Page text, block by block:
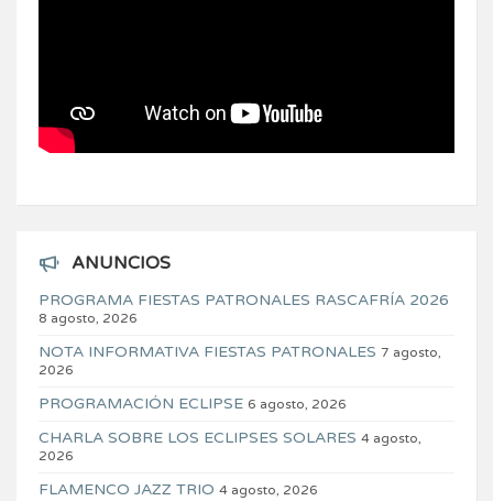
ANUNCIOS
PROGRAMA FIESTAS PATRONALES RASCAFRÍA 2026
8 agosto, 2026
NOTA INFORMATIVA FIESTAS PATRONALES 7 agosto,
2026
PROGRAMACIÓN ECLIPSE 6 agosto, 2026
CHARLA SOBRE LOS ECLIPSES SOLARES 4 agosto,
2026
FLAMENCO JAZZ TRIO 4 agosto, 2026